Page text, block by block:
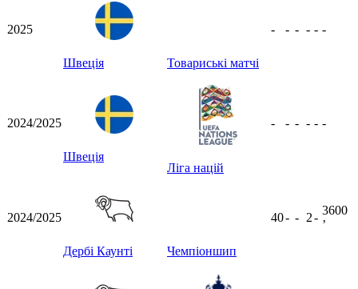
2025
Швеція Товариські матчі
- - - - - -
2024/2025
Швеція
Ліга націй
- - - - - -
2024/2025
Дербі Каунті Чемпіоншип
40- - 2-
3600
ʼ